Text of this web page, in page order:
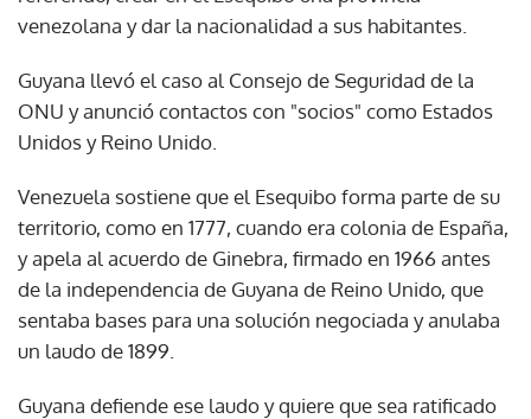
venezolana y dar la nacionalidad a sus habitantes.
Guyana llevó el caso al Consejo de Seguridad de la
ONU y anunció contactos con "socios" como Estados
Unidos y Reino Unido.
Venezuela sostiene que el Esequibo forma parte de su
territorio, como en 1777, cuando era colonia de España,
y apela al acuerdo de Ginebra, firmado en 1966 antes
de la independencia de Guyana de Reino Unido, que
sentaba bases para una solución negociada y anulaba
un laudo de 1899.
Guyana defiende ese laudo y quiere que sea ratificado